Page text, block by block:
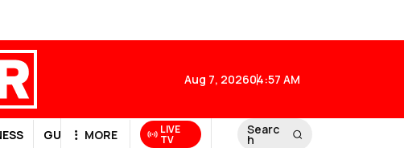
Aug 7, 202604:57 AM
GULF NEWS
MORE LIVE
TV
Searc
h